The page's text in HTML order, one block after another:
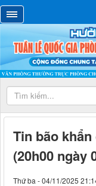
Tin bão
(20h00 ngày
Thứ ba - 04/11/2025